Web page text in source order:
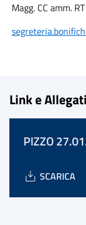
Magg. CC amm.
Link e Allegati
PIZZO
SCARICA